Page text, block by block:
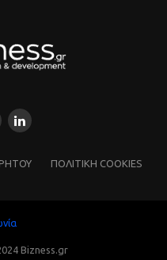
ΠΟΛΙΤΙΚΗ COOKIES
Bizness.gr